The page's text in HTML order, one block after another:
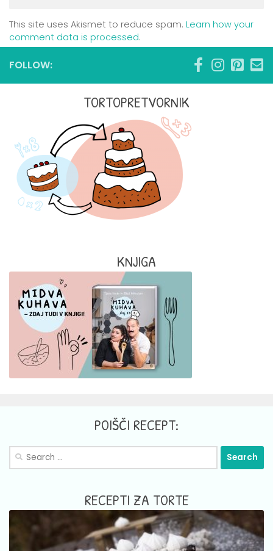
This site uses Akismet to reduce spam. Learn how your
comment data is processed.
FOLLOW:
TORTOPRETVORNIK
KNJIGA
POIŠČI RECEPT:
Search
RECEPTI ZA TORTE